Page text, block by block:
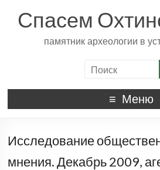
Спасем
памятник археологии в
Меню
Исследование
мнения. Декабрь 2009,